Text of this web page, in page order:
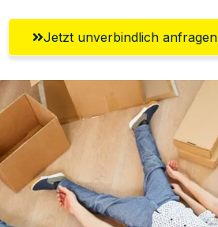
Jetzt unverbindlich anfragen